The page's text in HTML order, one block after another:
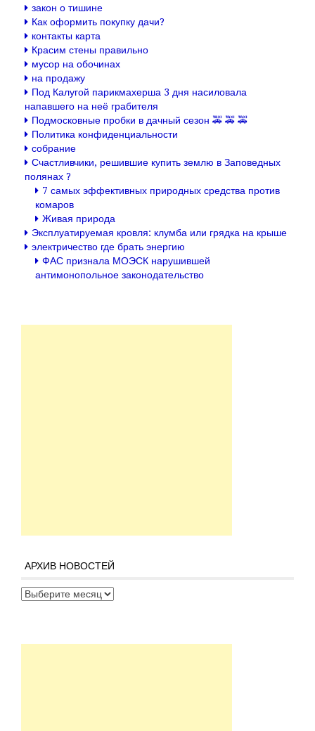
закон о тишине
Как оформить покупку дачи?
контакты карта
Красим стены правильно
мусор на обочинах
на продажу
Под Калугой парикмахерша 3 дня насиловала
напавшего на неё грабителя
Подмосковные пробки в дачный сезон 🚕 🚕 🚕
Политика конфиденциальности
собрание
Счастливчики, решившие купить землю в Заповедных
полянах ?
7 самых эффективных природных средства против
комаров
Живая природа
Эксплуатируемая кровля: клумба или грядка на крыше
электричество где брать энергию
ФАС признала МОЭСК нарушившей
антимонопольное законодательство
АРХИВ НОВОСТЕЙ
Архив новостей